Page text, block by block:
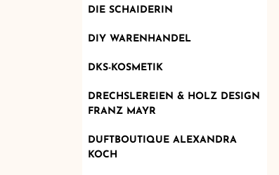
DIE SCHAIDERIN
DIY WARENHANDEL
DKS-KOSMETIK
DRECHSLEREIEN & HOLZ DESIGN
FRANZ MAYR
DUFTBOUTIQUE ALEXANDRA
KOCH